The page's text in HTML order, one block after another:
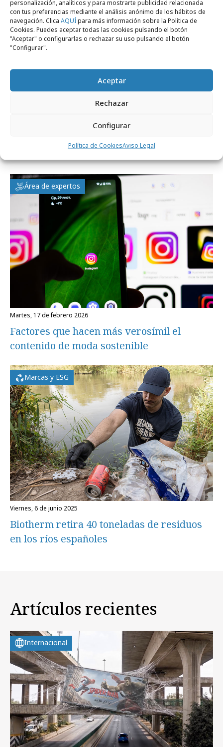
personalización, analíticos y para mostrarte publicidad relacionada
con tus preferencias mediante el análisis anónimo de los hábitos de
navegación. Clica AQUÍpara más información sobre la Política de
Cookies. Puedes aceptar todas las cookies pulsando el botón
"Aceptar" o configurarlas o rechazar su uso pulsando el botón
"Configurar".
Aceptar
Rechazar
Configurar
Política de CookiesAviso Legal
Marcas y ESG
Área de expertos
martes, 17 de febrero 2026
Factores que hacen más verosímil el
contenido de moda sostenible
Marcas y ESG
viernes, 6 de junio 2025
Biotherm retira 40 toneladas de residuos
en los ríos españoles
Artículos recientes
Internacional